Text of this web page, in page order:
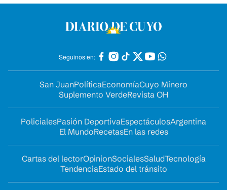
Seguinos en:
San JuanPolíticaEconomíaCuyo Minero
Suplemento VerdeRevista OH
PolicialesPasión DeportivaEspectáculosArgentina
El MundoRecetasEn las redes
Cartas del lectorOpinionSocialesSaludTecnología
TendenciaEstado del tránsito